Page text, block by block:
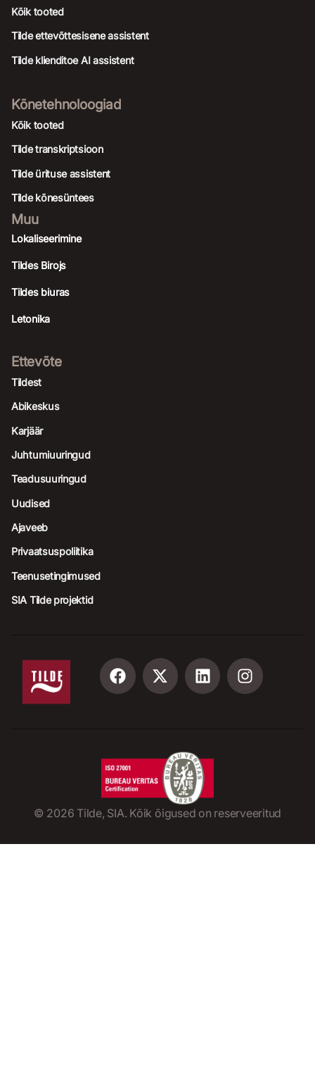
Kõik tooted
Tilde ettevõttesisene assistent
Tilde klienditoe AI assistent
Kõnetehnoloogiad
Kõik tooted
Tilde transkriptsioon
Tilde ürituse assistent
Tilde kõnesüntees
Muu
Lokaliseerimine
Tildes Birojs
Tildes biuras
Letonika
Ettevõte
Tildest
Abikeskus
Karjäär
Juhtumiuuringud
Teadusuuringud
Uudised
Ajaveeb
Privaatsuspoliitika
Teenusetingimused
SIA Tilde projektid
© 2026 Tilde, SIA. Kõik õigused on reserveeritud